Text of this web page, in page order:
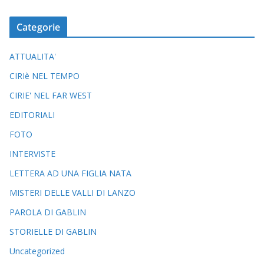
Categorie
ATTUALITA'
CIRIè NEL TEMPO
CIRIE' NEL FAR WEST
EDITORIALI
FOTO
INTERVISTE
LETTERA AD UNA FIGLIA NATA
MISTERI DELLE VALLI DI LANZO
PAROLA DI GABLIN
STORIELLE DI GABLIN
Uncategorized